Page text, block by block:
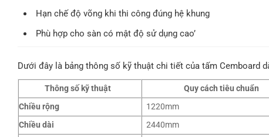
Hạn chế độ võng khi thi công đúng hệ khung
Phù hợp cho sàn có mật độ sử dụng cao’
Dưới đây là bảng thông số kỹ thuật chi tiết của tấm Cemboard
Thông số kỹ thuật Quy cách tiêu chuẩn
Chiều rộng
1220mm
Chiều dài
2440mm